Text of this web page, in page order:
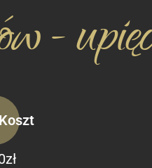
-
Koszt